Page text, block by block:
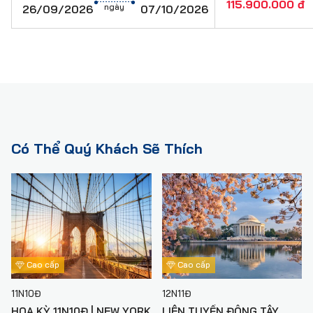
Nước uống: 02 chai /khách/ngày tại Mỹ
Hành lý quá cước quy định, xe vận chuyển và HDV
ngoài giờ…
Tiền bồi dưỡng cho HDV và tài xế địa phương: 120
USD/khách/tour (~3,300,000 VND)
Chi phí phụ thu phòng đơn (nếu khách có nhu cầu ngủ
một mình) 29,000,000 VND/người/tour.
Chi phí các dịch vụ không được liệt kê trong phần bao
gồm.
Chi phí dời ngày và đổi chặng bay (nếu có yêu cầu).
CHI PHÍ TRẺ EM
Em bé: Được mua bảo hiểm du lịch, có chỗ ngồi trên
26/09/2026
ngày
07/10/2026 115.900.000 đ
Có Thể Quý Khách Sẽ Thích
Cao cấp
11N10Đ
Cao cấp
12N11Đ